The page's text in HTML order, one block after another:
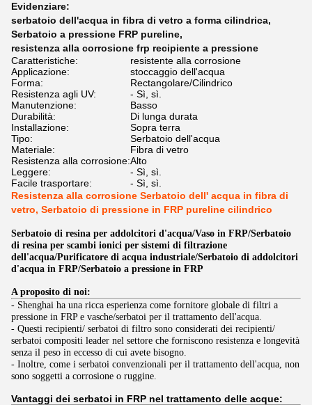
Evidenziare:
serbatoio dell'acqua in fibra di vetro a forma cilindrica,
Serbatoio a pressione FRP pureline,
resistenza alla corrosione frp recipiente a pressione
Caratteristiche:
resistente alla corrosione
Applicazione:
stoccaggio dell'acqua
Forma:
Rectangolare/Cilindrico
Resistenza agli UV:
- Sì, sì.
Manutenzione:
Basso
Durabilità:
Di lunga durata
Installazione:
Sopra terra
Tipo:
Serbatoio dell'acqua
Materiale:
Fibra di vetro
Resistenza alla corrosione:Alto
Leggere:
- Sì, sì.
Facile trasportare:
- Sì, sì.
Resistenza alla corrosione Serbatoio dell' acqua in fibra di
vetro, Serbatoio di pressione in FRP pureline cilindrico
Serbatoio di resina per addolcitori d'acqua/Vaso in FRP/Serbatoio
di resina per scambi ionici per sistemi di filtrazione
dell'acqua/Purificatore di acqua industriale/Serbatoio di addolcitori
d'acqua in FRP/Serbatoio a pressione in FRP
A proposito di noi:
- Shenghai ha una ricca esperienza come fornitore globale di filtri a
pressione in FRP e vasche/serbatoi per il trattamento dell'acqua.
- Questi recipienti/ serbatoi di filtro sono considerati dei recipienti/
serbatoi compositi leader nel settore che forniscono resistenza e longevità
senza il peso in eccesso di cui avete bisogno.
- Inoltre, come i serbatoi convenzionali per il trattamento dell'acqua, non
sono soggetti a corrosione o ruggine.
Vantaggi dei serbatoi in FRP nel trattamento delle acque: